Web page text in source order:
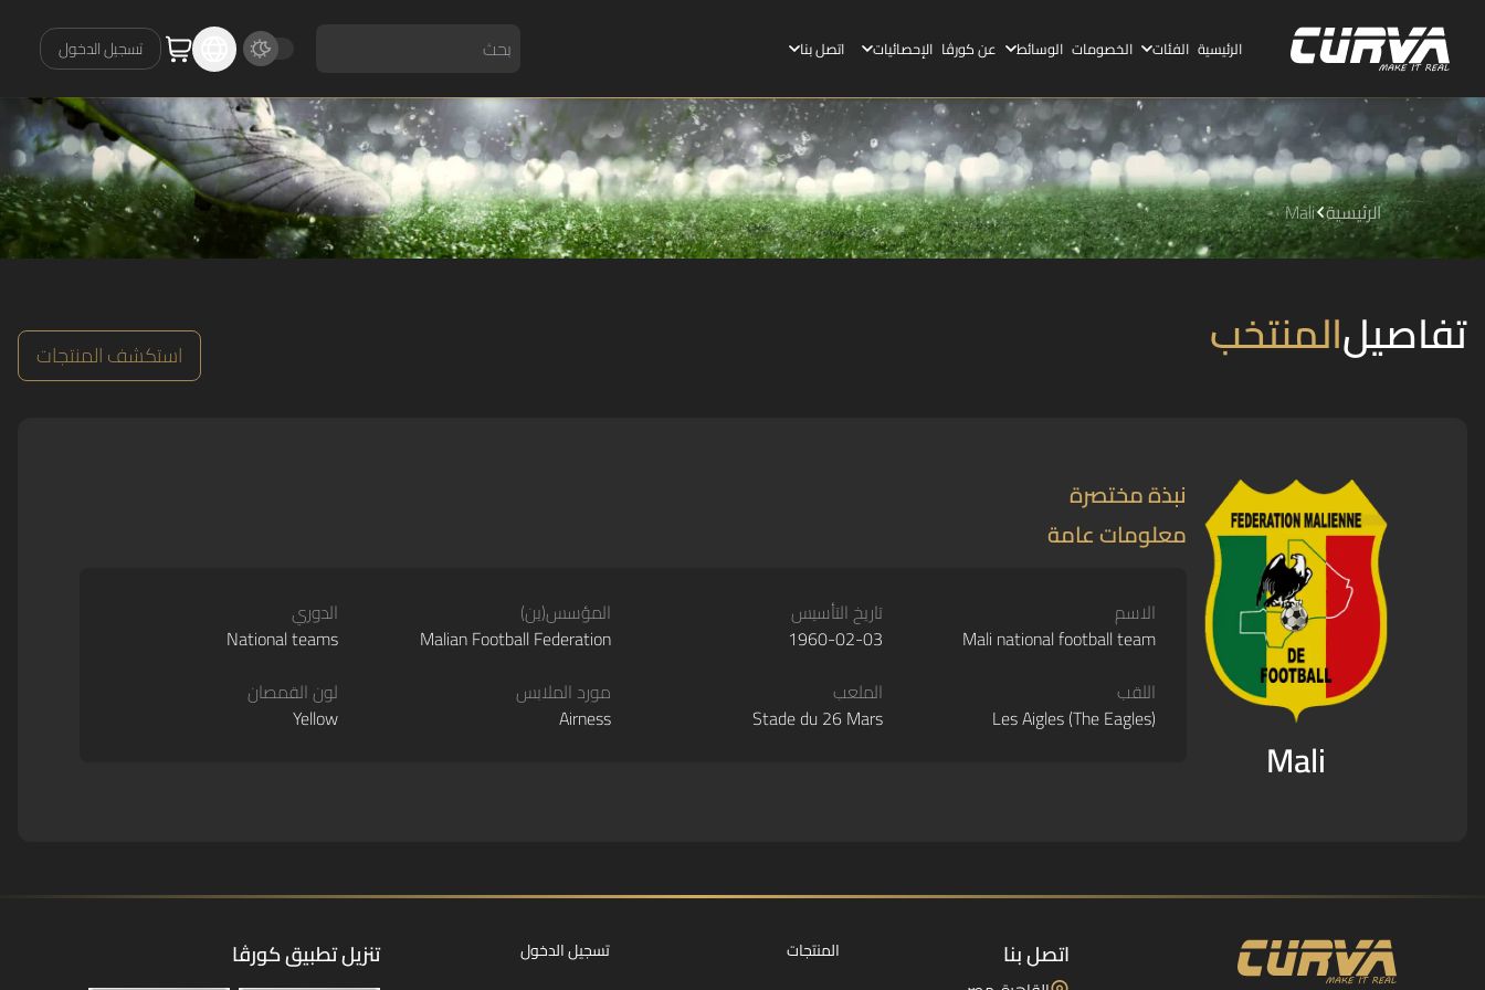
الرئيسية الفئات الخصومات الوسائط عن كورڤا الإحصائيات اتصل بنا تسجيل الدخول
الرئيسية Mali
المنتخبتفاصيل استكشف المنتجات
Mali
نبذة مختصرة
معلومات عامة
الاسم
Mali national football team
تاريخ التأسيس
1960-02-03
المؤسس(ين)
Malian Football Federation
الدوري
National teams
اللقب
Les Aigles (The Eagles)
الملعب
Stade du 26 Mars
مورد الملابس
Airness
لون القمصان
Yellow
اتصل بنا المنتجات تسجيل الدخول تنزيل تطبيق كورڤا